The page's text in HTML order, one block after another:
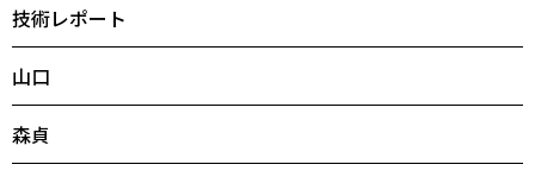
技術レポート
山口
森貞